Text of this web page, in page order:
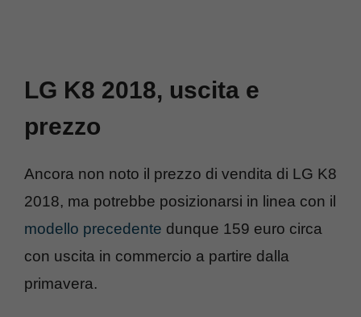
LG K8 2018, uscita e
prezzo
Ancora non noto il prezzo di vendita di LG K8
2018, ma potrebbe posizionarsi in linea con il
modello precedente dunque 159 euro circa
con uscita in commercio a partire dalla
primavera.